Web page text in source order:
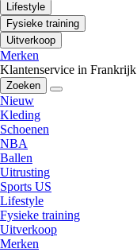
Lifestyle
Fysieke training
Uitverkoop
Merken
Klantenservice in Frankrijk
Zoeken
Nieuw
Kleding
Schoenen
NBA
Ballen
Uitrusting
Sports US
Lifestyle
Fysieke training
Uitverkoop
Merken